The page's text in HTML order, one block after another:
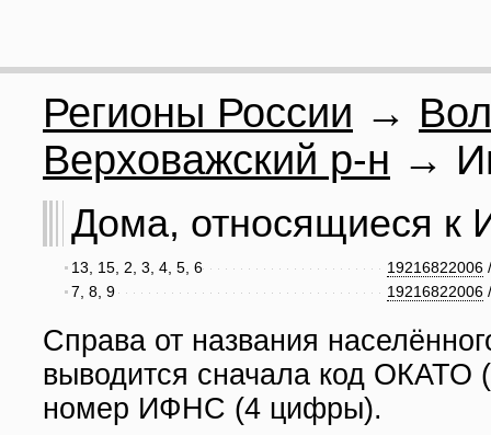
Регионы России →
Верховажский р-н →
Дома, относящиеся к
19216822006
13, 15, 2, 3, 4, 5, 6
19216822006
7, 8, 9
Справа от названия
выводится сначала код ОКАТО
номер ИФНС (4 цифры).